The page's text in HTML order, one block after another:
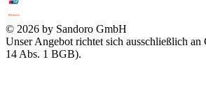
© 2026 by Sandoro GmbH
Unser Angebot richtet sich ausschließlich an
14 Abs. 1 BGB).